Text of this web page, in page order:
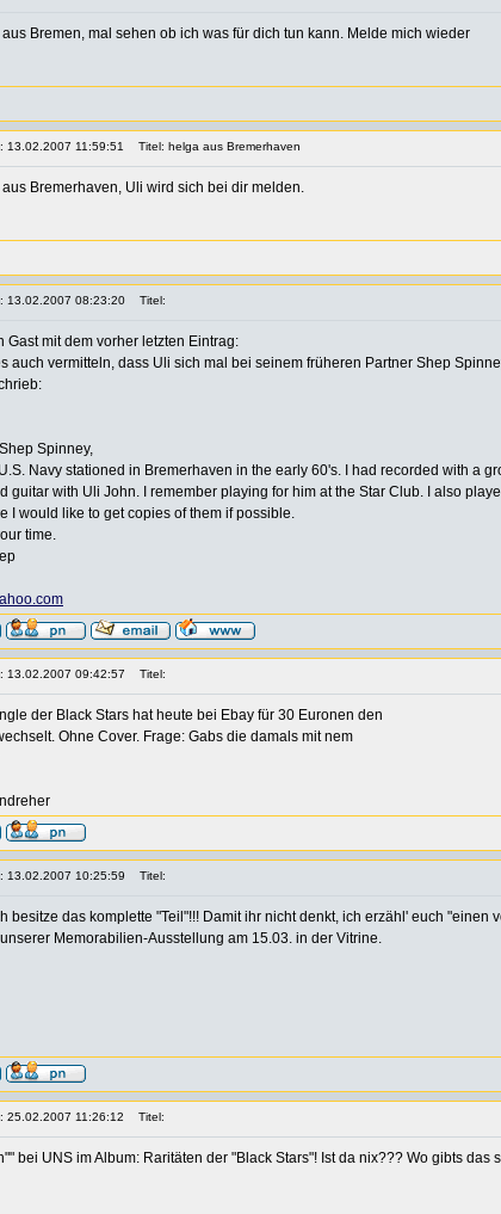
Bremen, mal sehen ob ich was für dich tun kann. Melde mich wieder
13.02.2007 11:59:51 Titel: helga aus Bremerhaven
Bremerhaven, Uli wird sich bei dir melden.
13.02.2007 08:23:20 Titel:
Gast mit dem vorher letzten Eintrag:
auch vermitteln, dass Uli sich mal bei seinem früheren Partner Shep
Spinney,
U.S. Navy stationed in Bremerhaven in the early 60's. I had recorded with a
guitar with Uli John. I remember playing for him at the Star Club. I also
I would like to get copies of them if possible.
time.
13.02.2007 09:42:57 Titel:
der Black Stars hat heute bei Ebay für 30 Euronen den
Ohne Cover. Frage: Gabs die damals mit nem
13.02.2007 10:25:59 Titel:
besitze das komplette "Teil"!!! Damit ihr nicht denkt, ich erzähl' euch
Memorabilien-Ausstellung am 15.03. in der Vitrine.
25.02.2007 11:26:12 Titel:
bei UNS im Album: Raritäten der "Black Stars"! Ist da nix??? Wo gibts das